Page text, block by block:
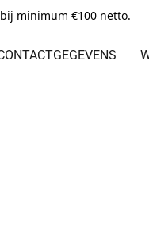
minimum €100 netto.